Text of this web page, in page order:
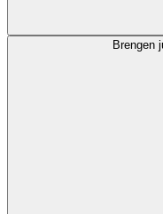
Brengen